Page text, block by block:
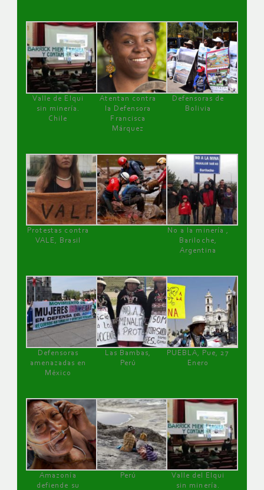
Valle de Elqui
sin minería.
Chile
Atentan contra
la Defensora
Francisca
Márquez
Defensoras de
Bolivia
Protestas contra
VALE, Brasil
No a la minería ,
Bariloche,
Argentina
Defensoras
amenazadas en
México
Las Bambas,
Perú
PUEBLA, Pue, 27
Enero
Amazonía
defiende su
Perú
Valle del Elqui
sin minería.